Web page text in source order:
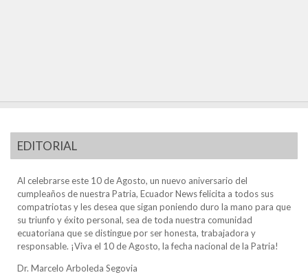
EDITORIAL
Al celebrarse este 10 de Agosto, un nuevo aniversario del
cumpleaños de nuestra Patria, Ecuador News felicita a todos sus
compatriotas y les desea que sigan poniendo duro la mano para que
su triunfo y éxito personal, sea de toda nuestra comunidad
ecuatoriana que se distingue por ser honesta, trabajadora y
responsable. ¡Viva el 10 de Agosto, la fecha nacional de la Patria!
Dr. Marcelo Arboleda Segovia